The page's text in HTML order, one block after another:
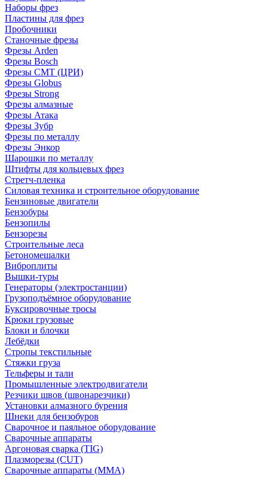
Наборы фрез
Пластины для фрез
Пробочники
Станочные фрезы
Фрезы Arden
Фрезы Bosch
Фрезы CMT (ЦРИ)
Фрезы Globus
Фрезы Strong
Фрезы алмазные
Фрезы Атака
Фрезы Зубр
Фрезы по металлу
Фрезы Энкор
Шарошки по металлу
Штифты для кольцевых фрез
Стретч-пленка
Силовая техника и строительное оборудование
Бензиновые двигатели
Бензобуры
Бензопилы
Бензорезы
Строительные леса
Бетономешалки
Виброплиты
Вышки-туры
Генераторы (электростанции)
Грузоподъёмное оборудование
Буксировочные тросы
Крюки грузовые
Блоки и блочки
Лебёдки
Стропы текстильные
Стяжки груза
Тельферы и тали
Промышленные электродвигатели
Резчики швов (швонарезчики)
Установки алмазного бурения
Шнеки для бензобуров
Сварочное и паяльное оборудование
Сварочные аппараты
Аргоновая сварка (TIG)
Плазморезы (CUT)
Сварочные аппараты (MMA)